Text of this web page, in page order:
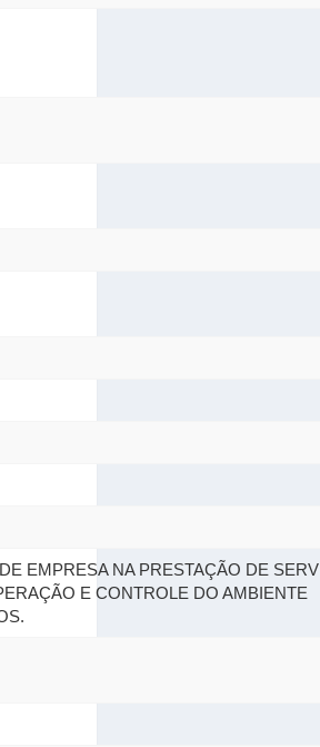
EMPRESA NA PRESTAÇÃO DE
E CONTROLE DO AMBIENTE